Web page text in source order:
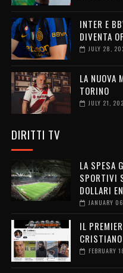
INTER E
DIVENTA
JULY 28,
LA NUOVA
TORINO
JULY 21,
DIRITTI TV
LA SPESA
SPORTIVI
DOLLARI
JANUARY
IL
FEBRUARY